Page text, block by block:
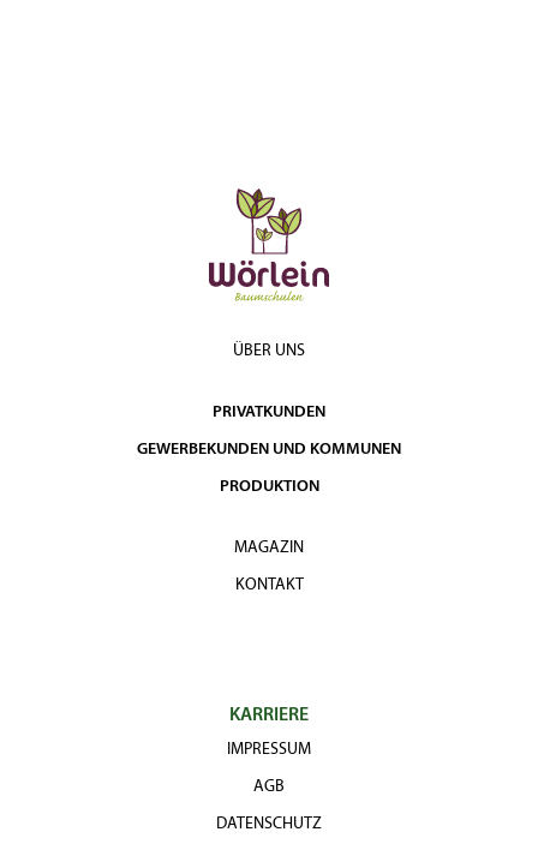
ÜBER UNS
PRIVATKUNDEN
GEWERBEKUNDEN UND KOMMUNEN
PRODUKTION
MAGAZIN
KONTAKT
KARRIERE
IMPRESSUM
AGB
DATENSCHUTZ